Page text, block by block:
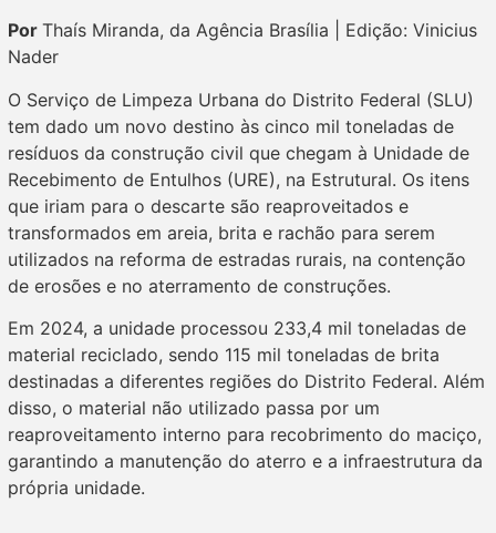
Por Thaís Miranda, da Agência Brasília | Edição: Vinicius
Nader
O Serviço de Limpeza Urbana do Distrito Federal (SLU)
tem dado um novo destino às cinco mil toneladas de
resíduos da construção civil que chegam à Unidade de
Recebimento de Entulhos (URE), na Estrutural. Os itens
que iriam para o descarte são reaproveitados e
transformados em areia, brita e rachão para serem
utilizados na reforma de estradas rurais, na contenção
de erosões e no aterramento de construções.
Em 2024, a unidade processou 233,4 mil toneladas de
material reciclado, sendo 115 mil toneladas de brita
destinadas a diferentes regiões do Distrito Federal. Além
disso, o material não utilizado passa por um
reaproveitamento interno para recobrimento do maciço,
garantindo a manutenção do aterro e a infraestrutura da
própria unidade.